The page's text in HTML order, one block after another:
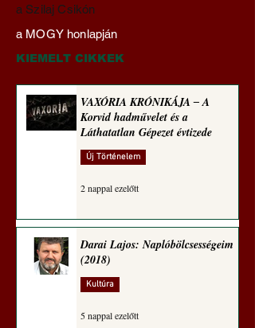
Pokol prof 4x ‒ Tiszás
szakértelem ‒ Háromféle
módon közelít
egetrengető
Hedvig posztajánlója)
a Szilaj Csikón
a MOGY honlapján
KIEMELT CIKKEK
VAXÓRIA KRÓNIKÁJA ‒ A
Korvid hadművelet és a
Láthatatlan Gépezet évtizede
Új Történelem
2 nappal ezelőtt
Darai Lajos: Naplóbölcsességeim
(2018)
Kultúra
5 nappal ezelőtt